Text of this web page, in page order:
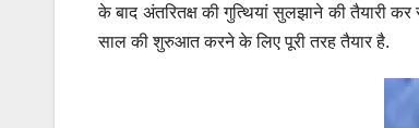
के बाद अंतरितक्ष की गुत्थियां सुलझाने की तैयारी
साल की शुरुआत करने के लिए पूरी तरह तैयार है.